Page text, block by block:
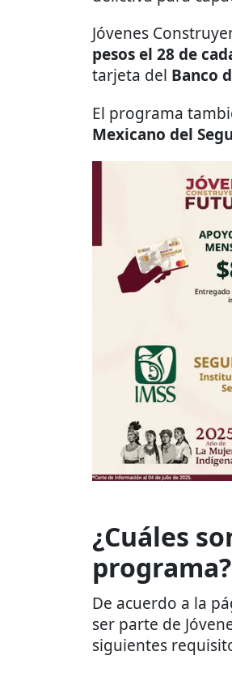
Jóvenes
pesos el 28 de
tarjeta del Banco
El programa
Mexicano del
¿Cuáles
programa?
De acuerdo a la
ser parte de
siguientes